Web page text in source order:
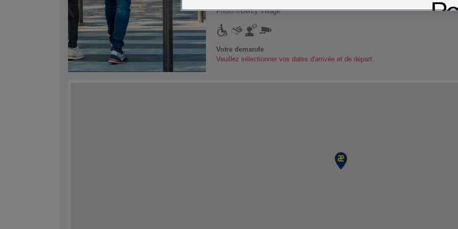
Photo ©Bercy Village
Votre demande
Veuillez sélectionner vos dates d'arrivée et de départ.